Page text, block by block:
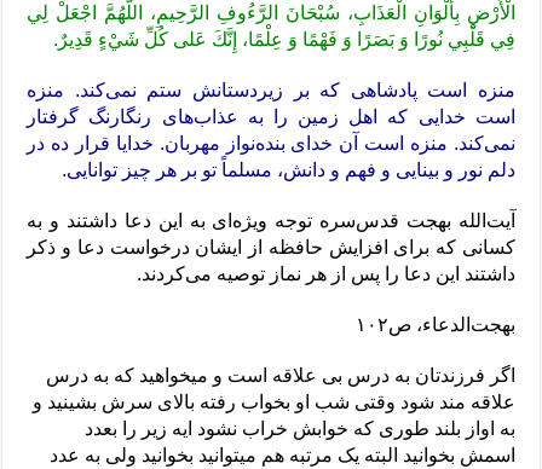
الْأَرْضِ بِأَلْوَانِ الْعَذَابِ، سُبْحَانَ الرَّءُوفِ الرَّحِيمِ، اللَّهُمَّ اجْعَلْ لِي
فِي قَلْبِي نُورًا وَ بَصَرًا وَ فَهْمًا وَ عِلْمًا، إِنَّكَ عَلى‏ كُلِّ شَيْ‏ءٍ قَدِيرٌ‏.
منزه است پادشاهى که بر زیردستانش ستم نمی‌کند. منزه
است خدایى که اهل زمین را به عذاب‌هاى رنگارنگ گرفتار
نمی‌کند. منزه است آن خداى بنده‌نواز مهربان. خدایا قرار ده در
دلم نور و بینایى و فهم و دانش، مسلماً تو بر هر چیز توانایى.
آیت‌الله بهجت قدس‌سره توجه ویژه‌ای به این دعا داشتند و به
کسانی که برای افزایش حافظه از ایشان درخواست دعا و ذکر
داشتند این دعا را پس از هر نماز توصیه می‌کردند.
بهجت‌الدعاء، ص١٠٢
اگر فرزندتان به درس بی علاقه است و میخواهید که به درس
علاقه مند شود وقتی شب او بخواب رفته بالای سرش بشینید و
به اواز بلند طوری که خوابش خراب نشود ایه زیر را بعدد
اسمش بخوانید البته یک مرتبه هم میتوانید بخوانید ولی به عدد